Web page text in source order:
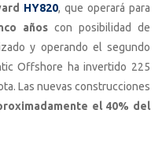
HY820, que operará para
añoscon posibilidad de
y operando el segundo
Offshore ha invertido 225
Las nuevas construcciones
el 40% del